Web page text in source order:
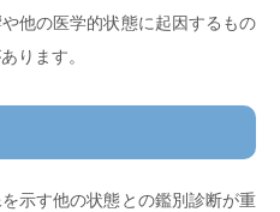
他の医学的状態に起因するもの
ります。
示す他の状態との鑑別診断が重